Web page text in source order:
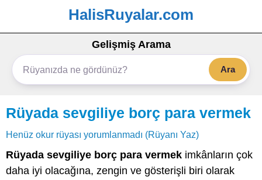
HalisRuyalar.com
Gelişmiş Arama
Ara
Rüyada sevgiliye borç para vermek
Henüz okur rüyası yorumlanmadı (Rüyanı Yaz)
Rüyada sevgiliye borç para vermek imkânların çok
daha iyi olacağına, zengin ve gösterişli biri olarak